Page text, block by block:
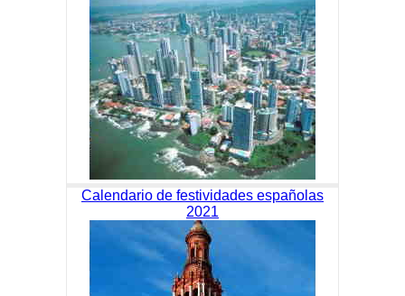
Calendario de festividades españolas
2021